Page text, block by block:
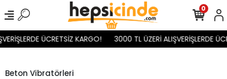
ÜCRETSİZ KARGO! 3000 TL ÜZERİ ALIŞVERİŞLERDE
0
Beton Vibratörleri